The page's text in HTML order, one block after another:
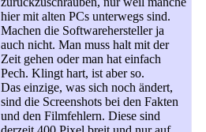
hier mit alten PCs unterwegs sind.
Machen die Softwarehersteller ja
auch nicht. Man muss halt mit der
Zeit gehen oder man hat einfach
Pech. Klingt hart, ist aber so.
Das einzige, was sich noch ändert,
sind die Screenshots bei den Fakten
und den Filmfehlern. Diese sind